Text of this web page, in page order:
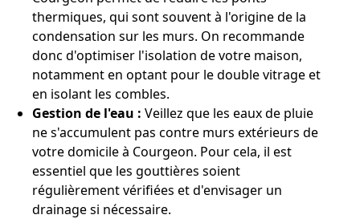
thermiques, qui sont souvent à l'origine de la
condensation sur les murs. On recommande
donc d'optimiser l'isolation de votre maison,
notamment en optant pour le double vitrage et
en isolant les combles.
Gestion de l'eau : Veillez que les eaux de pluie
ne s'accumulent pas contre murs extérieurs de
votre domicile à Courgeon. Pour cela, il est
essentiel que les gouttières soient
régulièrement vérifiées et d'envisager un
drainage si nécessaire.